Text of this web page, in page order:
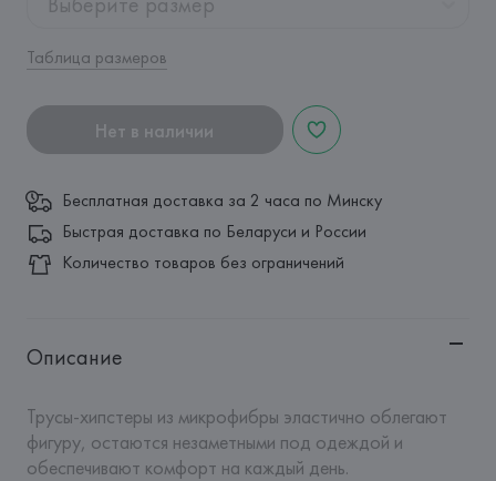
Таблица размеров
Нет в наличии
Бесплатная доставка за 2 часа по Минску
Быстрая доставка по Беларуси и России
Количество товаров без ограничений
Описание
Трусы-хипстеры из микрофибры эластично облегают
фигуру, остаются незаметными под одеждой и
обеспечивают комфорт на каждый день.